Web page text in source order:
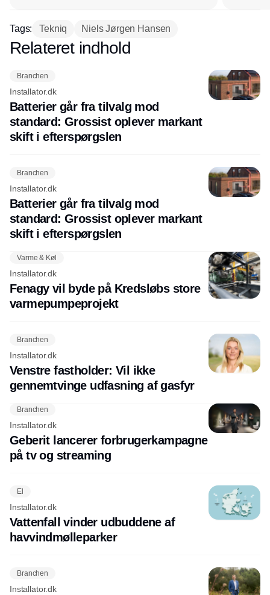
afsæt i RL Ventilation
Tags: Tekniq Niels Jørgen Hansen
Annonce
Relateret indhold
Branchen
Installator.dk
Batterier går fra tilvalg mod
standard: Grossist oplever markant
skift i efterspørgslen
Branchen
Installator.dk
Batterier går fra tilvalg mod
standard: Grossist oplever markant
skift i efterspørgslen
Varme & Køl
Installator.dk
Fenagy vil byde på Kredsløbs store
varmepumpeprojekt
Branchen
Installator.dk
Venstre fastholder: Vil ikke
gennemtvinge udfasning af gasfyr
Branchen
Installator.dk
Geberit lancerer forbrugerkampagne
på tv og streaming
El
Installator.dk
Vattenfall vinder udbuddene af
havvindmølleparker
Branchen
Installator.dk